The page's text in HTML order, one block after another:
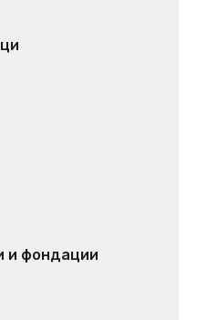
и фондации